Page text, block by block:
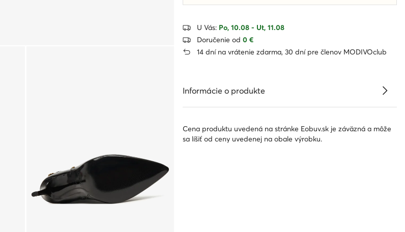
U Vás: Po, 10.08 - Ut, 11.08
Doručenie od 0 €
14 dní na vrátenie zdarma, 30 dní pre členov MODIVOclub
Informácie o produkte
Cena produktu uvedená na stránke Eobuv.sk je záväzná a môže
sa líšiť od ceny uvedenej na obale výrobku.